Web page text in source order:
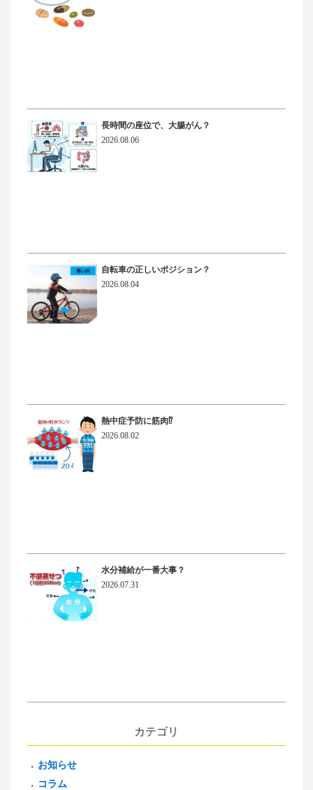
長時間の座位で、大腸がん？
2026.08.06
自転車の正しいポジション？
2026.08.04
熱中症予防に筋肉⁉
2026.08.02
水分補給が一番大事？
2026.07.31
カテゴリ
お知らせ
コラム